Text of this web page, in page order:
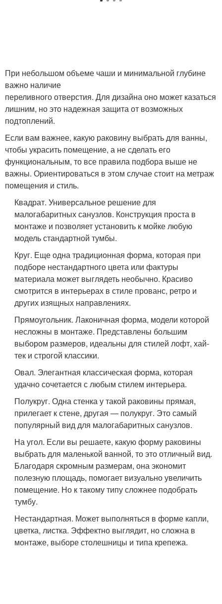
При небольшом объеме чаши и минимальной глубине
важно наличие
переливного отверстия. Для дизайна оно может казаться
лишним, но это надежная защита от возможных
подтоплений.
Если вам важнее, какую раковину выбрать для ванны,
чтобы украсить помещение, а не сделать его
функциональным, то все правила подбора выше не
важны. Ориентироваться в этом случае стоит на метраж
помещения и стиль.
Квадрат. Универсальное решение для
малогабаритных санузлов. Конструкция проста в
монтаже и позволяет установить к мойке любую
модель стандартной тумбы.
Круг. Еще одна традиционная форма, которая при
подборе нестандартного цвета или фактуры
материала может выглядеть необычно. Красиво
смотрится в интерьерах в стиле прованс, ретро и
других изящных направлениях.
Прямоугольник. Лаконичная форма, модели которой
несложны в монтаже. Представлены большим
выбором размеров, идеальны для стилей лофт, хай-
тек и строгой классики.
Овал. Элегантная классическая форма, которая
удачно сочетается с любым стилем интерьера.
Полукруг. Одна стенка у такой раковины прямая,
прилегает к стене, другая — полукруг. Это самый
популярный вид для малогабаритных санузлов.
На угол. Если вы решаете, какую форму раковины
выбрать для маленькой ванной, то это отличный вид.
Благодаря скромным размерам, она экономит
полезную площадь, помогает визуально увеличить
помещение. Но к такому типу сложнее подобрать
тумбу.
Нестандартная. Может выполняться в форме капли,
цветка, листка. Эффектно выглядит, но сложна в
монтаже, выборе столешницы и типа крепежа.